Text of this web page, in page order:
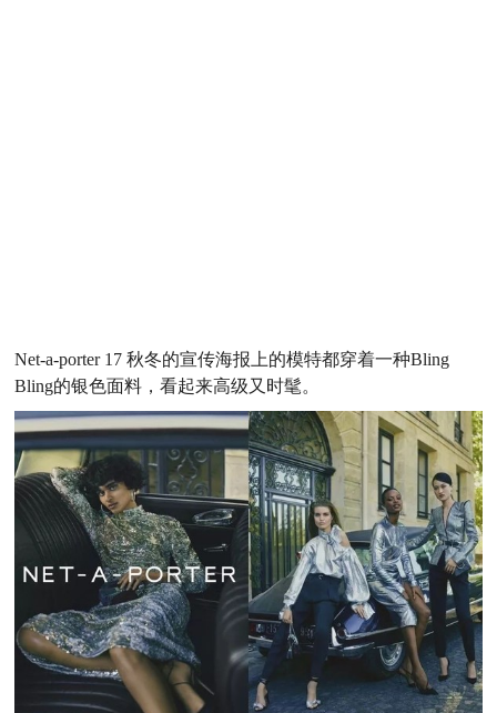
Net-a-porter 17 秋冬的宣传海报上的模特都穿着一种Bling
Bling的银色面料，看起来高级又时髦。